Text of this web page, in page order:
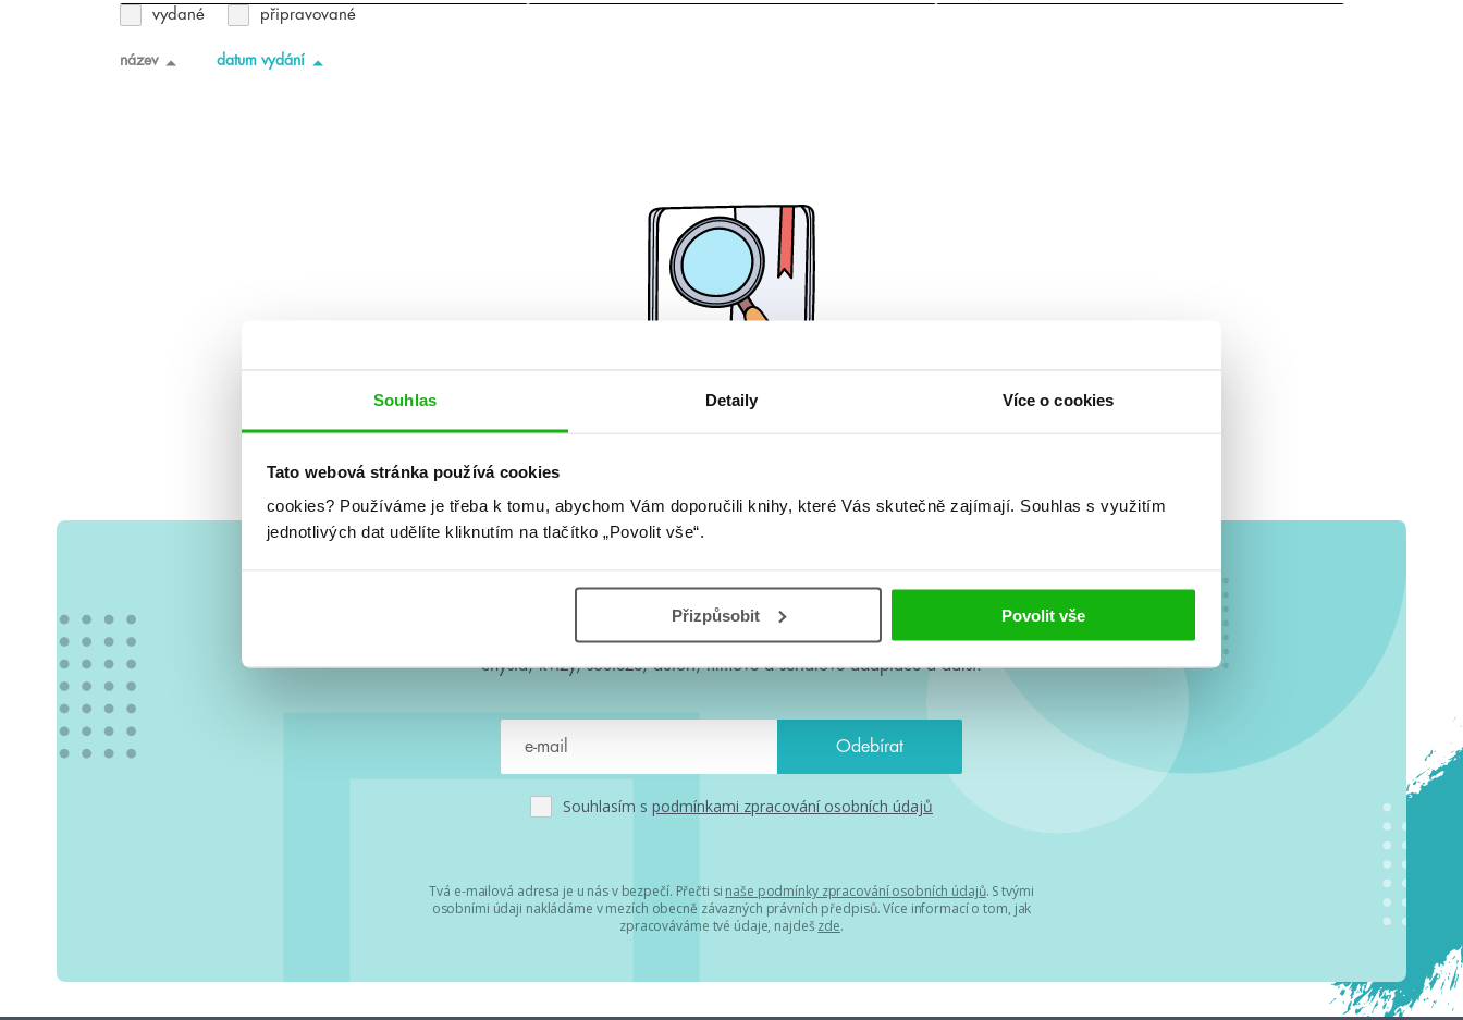
Souhlas Detaily Více o cookies
Tato webová stránka používá cookies
cookies? Používáme je třeba k tomu, abychom Vám doporučili knihy, které Vás skutečně zajímají. Souhlas s využitím
jednotlivých dat udělíte kliknutím na tlačítko „Povolit vše“.
Přizpůsobit Povolit vše
vydané připravované
název datum vydání
#HumbookNews
Vše kolem #youngadult každý měsíc rovnou do mailu! Nové knihy, co se
chystá, kvízy, soutěže, autoři, filmové a seriálové adaptace a další.
Souhlasím s podmínkami zpracování osobních údajů
Tvá e-mailová adresa je u nás v bezpečí. Přečti si naše podmínky zpracování osobních údajů. S tvými
osobními údaji nakládáme v mezích obecně závazných právních předpisů. Více informací o tom, jak
zpracováváme tvé údaje, najdeš zde.